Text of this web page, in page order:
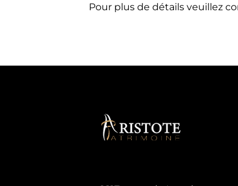
Pour plus de détails veuillez